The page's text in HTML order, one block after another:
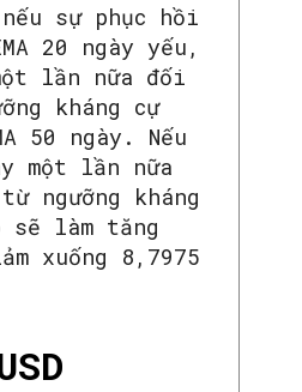
sự phục hồi
20 ngày yếu,
lần nữa đối
kháng cự
50 ngày. Nếu
một lần nữa
ngưỡng kháng
làm tăng
xuống 8,7975